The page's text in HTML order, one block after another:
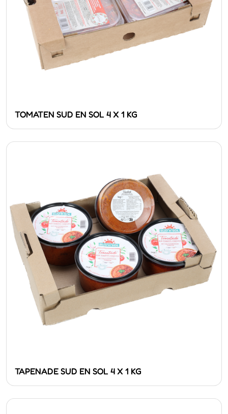
TOMATEN SUD EN SOL 4 X 1 KG
TAPENADE SUD EN SOL 4 X 1 KG